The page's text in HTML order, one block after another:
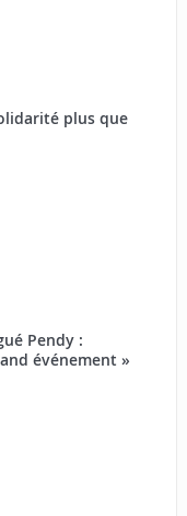
plus que
Pendy :
événement »